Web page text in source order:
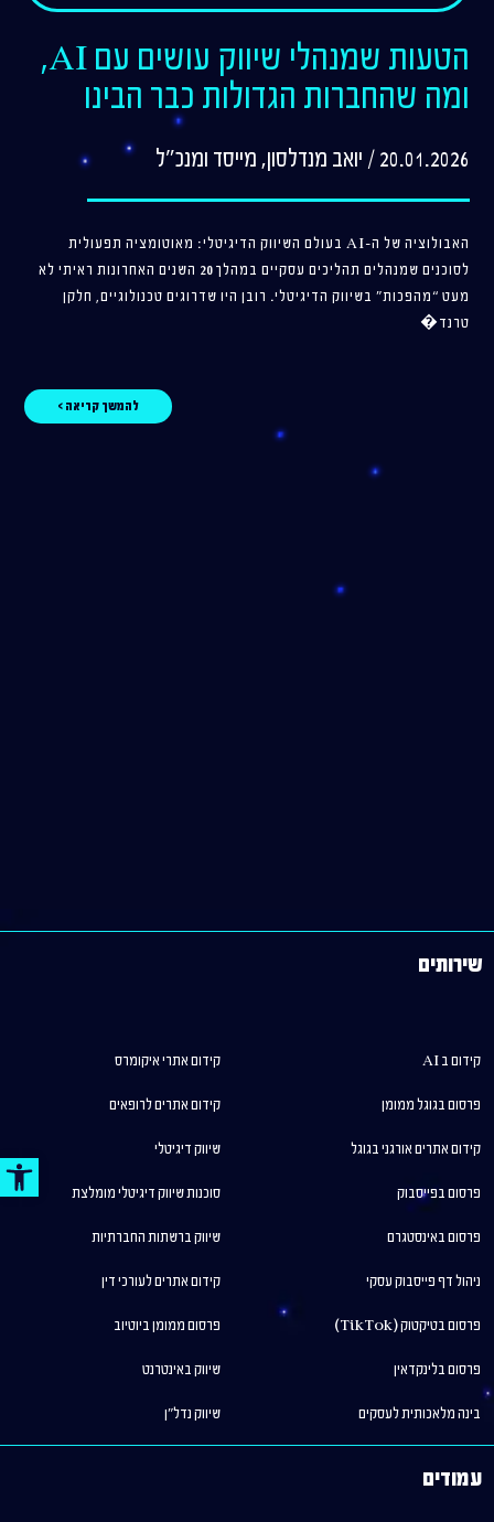
הטעות שמנהלי שיווק עושים עם AI,
ומה שהחברות הגדולות כבר הבינו
20.01.2026 / יואב מנדלסון, מייסד ומנכ"ל
האבולוציה של ה-AI בעולם השיווק הדיגיטלי: מאוטומציה תפעולית
לסוכנים שמנהלים תהליכים עסקיים במהלך 20 השנים האחרונות ראיתי לא
מעט “מהפכות” בשיווק הדיגיטלי. רובן היו שדרוגים טכנולוגיים, חלקן
טרנד�
להמשך קריאה >
שירותים
קידום ב AI
פרסום בגוגל ממומן
קידום אתרים אורגני בגוגל
פרסום בפייסבוק
פרסום באינסטגרם
ניהול דף פייסבוק עסקי
פרסום בטיקטוק (TikTok)
פרסום בלינקדאין
בינה מלאכותית לעסקים
קידום אתרי איקומרס
קידום אתרים לרופאים
שיווק דיגיטלי
סוכנות שיווק דיגיטלי מומלצת
שיווק ברשתות החברתיות
קידום אתרים לעורכי דין
פרסום ממומן ביוטיוב
שיווק באינטרנט
שיווק נדל"ן
עמודים
פתח